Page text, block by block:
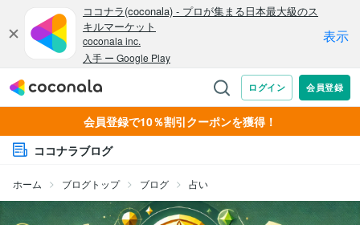
会員登録で10％割引クーポンを獲得！
ココナラブログ
ホーム ブログトップ ブログ 占い